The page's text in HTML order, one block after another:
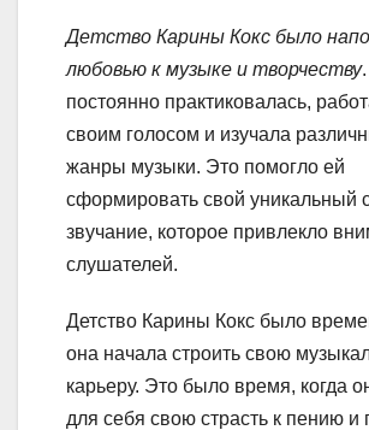
Детство Карины Кокс было
любовью к музыке и творчеству
постоянно практиковалась,
своим голосом и изучала
жанры музыки. Это помогло ей
сформировать свой уникальный
звучание, которое привлекло
слушателей.
Детство Карины Кокс было
она начала строить свою
карьеру. Это было время, когда
для себя свою страсть к пению и